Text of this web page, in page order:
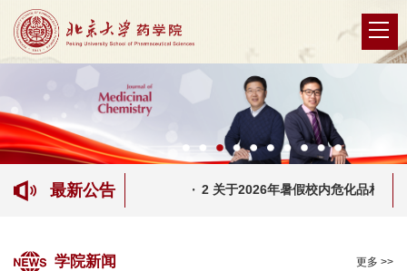
最新公告
电话 2019-12-10 2 关于2026年暑假校内危化品相关库
更多 >>
学院新闻